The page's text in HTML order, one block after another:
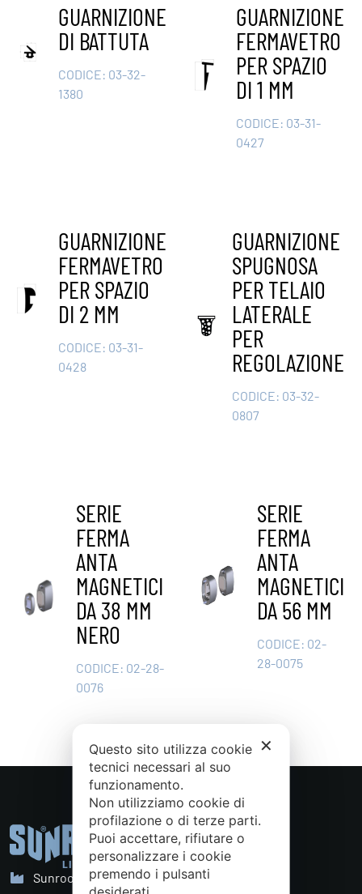
GUARNIZIONE
DI BATTUTA
CODICE: 03-32-
1380
GUARNIZIONE
FERMAVETRO
PER SPAZIO
DI 1 MM
CODICE: 03-31-
0427
GUARNIZIONE
FERMAVETRO
PER SPAZIO
DI 2 MM
CODICE: 03-31-
0428
GUARNIZIONE
SPUGNOSA
PER TELAIO
LATERALE
PER
REGOLAZIONE
CODICE: 03-32-
0807
SERIE
FERMA
ANTA
MAGNETICI
DA 38 MM
NERO
CODICE: 02-28-
0076
SERIE
FERMA
ANTA
MAGNETICI
DA 56 MM
CODICE: 02-
28-0075
Sunroom S.p.A. - Sede Legale
✕
Questo sito utilizza cookie
tecnici necessari al suo
funzionamento.
Non utilizziamo cookie di
profilazione o di terze parti.
Puoi accettare, rifiutare o
personalizzare i cookie
premendo i pulsanti